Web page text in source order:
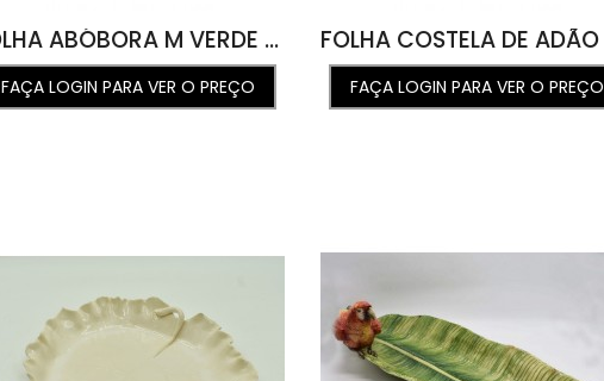
FOLHA ABÓBORA M VERDE ÁGUA 39L X 41C X 5A
FAÇA LOGIN PARA VER O PREÇO FAÇA LOGIN PARA VER O PREÇO